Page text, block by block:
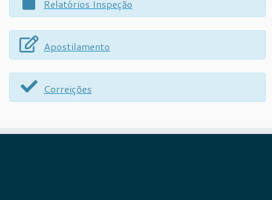
Relatórios Inspeção
Apostilamento
Correições